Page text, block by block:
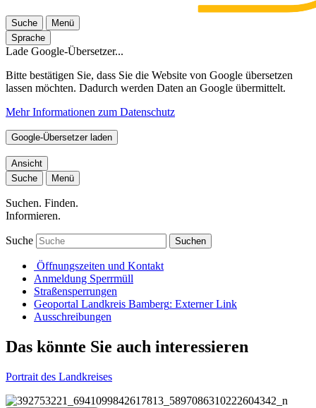
Suche
Menü
Sprache
Lade Google-Übersetzer...
Bitte bestätigen Sie, dass Sie die Website von Google übersetzen
lassen möchten. Dadurch werden Daten an Google übermittelt.
Mehr Informationen zum Datenschutz
Google-Übersetzer laden
Ansicht
Suche
Menü
Suchen. Finden.
Informieren.
Suche Suchen
Öffnungszeiten und Kontakt
Anmeldung Sperrmüll
Straßensperrungen
Geoportal Landkreis Bamberg: Externer Link
Ausschreibungen
Das könnte Sie auch interessieren
Portrait des Landkreises